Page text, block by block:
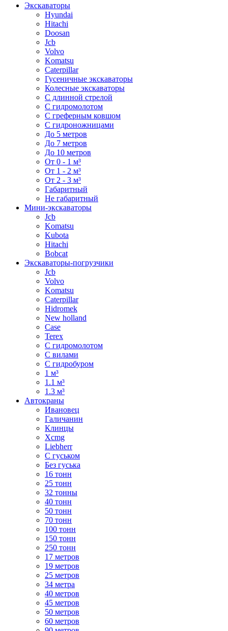
Экскаваторы
Hyundai
Hitachi
Doosan
Jcb
Volvo
Komatsu
Caterpillar
Гусеничные экскаваторы
Колесные экскаваторы
С длинной стрелой
С гидромолотом
С греферным ковшом
С гидроножницами
До 5 метров
До 7 метров
До 10 метров
От 0 - 1 м³
От 1 - 2 м³
От 2 - 3 м³
Габаритный
Не габаритный
Мини-экскаваторы
Jcb
Komatsu
Kubota
Hitachi
Bobcat
Экскаваторы-погрузчики
Jcb
Volvo
Komatsu
Caterpillar
Hidromek
New holland
Case
Terex
С гидромолотом
С вилами
С гидробуром
1 м³
1.1 м³
1.3 м³
Автокраны
Ивановец
Галичанин
Клинцы
Xcmg
Liebherr
С гуськом
Без гуська
16 тонн
25 тонн
32 тонны
40 тонн
50 тонн
70 тонн
100 тонн
150 тонн
250 тонн
17 метров
19 метров
25 метров
34 метра
40 метров
45 метров
50 метров
60 метров